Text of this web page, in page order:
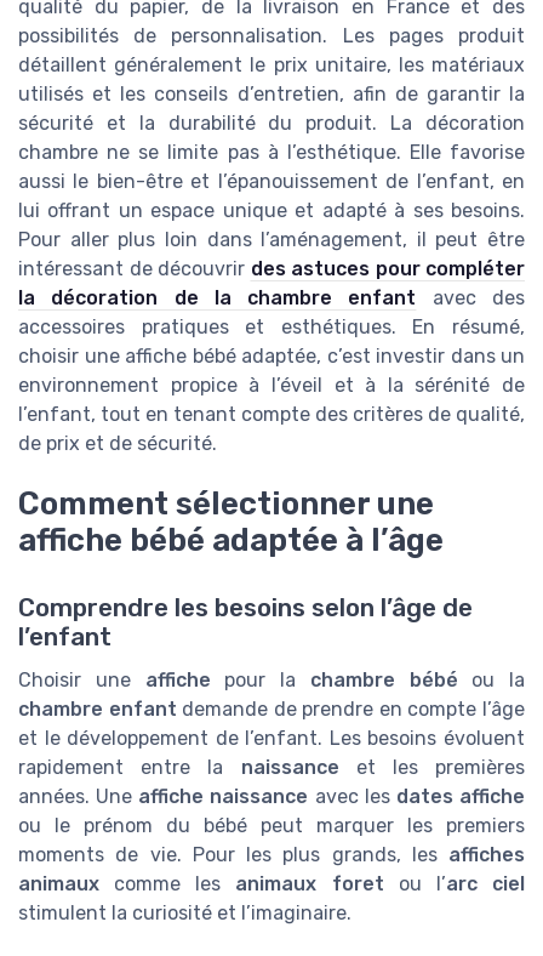
qualité du papier, de la livraison en France et des
possibilités de personnalisation. Les pages produit
détaillent généralement le prix unitaire, les matériaux
utilisés et les conseils d’entretien, afin de garantir la
sécurité et la durabilité du produit. La décoration
chambre ne se limite pas à l’esthétique. Elle favorise
aussi le bien-être et l’épanouissement de l’enfant, en
lui offrant un espace unique et adapté à ses besoins.
Pour aller plus loin dans l’aménagement, il peut être
intéressant de découvrir des astuces pour compléter
la décoration de la chambre enfant avec des
accessoires pratiques et esthétiques. En résumé,
choisir une affiche bébé adaptée, c’est investir dans un
environnement propice à l’éveil et à la sérénité de
l’enfant, tout en tenant compte des critères de qualité,
de prix et de sécurité.
Comment sélectionner une
affiche bébé adaptée à l’âge
Comprendre les besoins selon l’âge de
l’enfant
Choisir une affiche pour la chambre bébé ou la
chambre enfant demande de prendre en compte l’âge
et le développement de l’enfant. Les besoins évoluent
rapidement entre la naissance et les premières
années. Une affiche naissance avec les dates affiche
ou le prénom du bébé peut marquer les premiers
moments de vie. Pour les plus grands, les affiches
animaux comme les animaux foret ou l’arc ciel
stimulent la curiosité et l’imaginaire.